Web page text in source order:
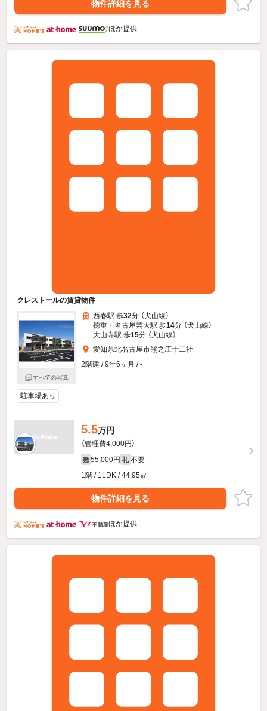
物件詳細を見る
ほか提供
クレストールの賃貸物件
すべての写真
西春駅 歩32分 （犬山線）
徳重・名古屋芸大駅 歩14分 （犬山線）
大山寺駅 歩15分 （犬山線）
愛知県北名古屋市熊之庄十二社
2階建 / 9年6ヶ月 / -
駐車場あり
5.5万円
（管理費4,000円）
敷 55,000円 礼 不要
1階 / 1LDK / 44.95㎡
物件詳細を見る
ほか提供